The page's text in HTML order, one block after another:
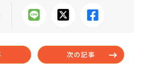
次の記事